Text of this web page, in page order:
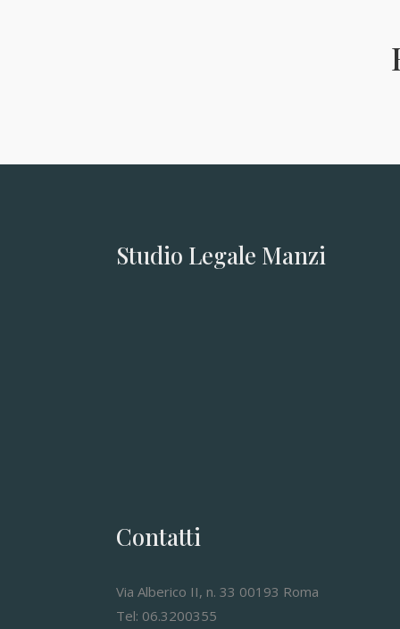
Studio Legale Manzi
Contatti
Via Alberico II, n. 33 00193 Roma
Tel: 06.3200355